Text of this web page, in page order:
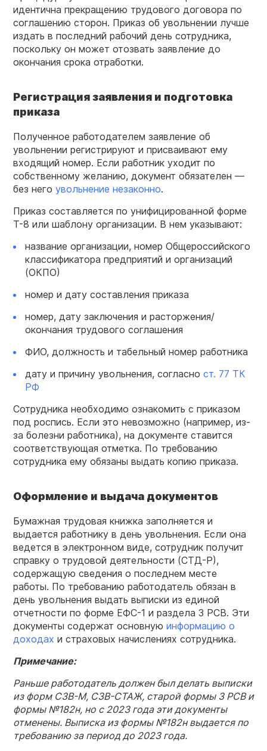
идентична прекращению трудового договора по
соглашению сторон. Приказ об увольнении лучше
издать в последний рабочий день сотрудника,
поскольку он может отозвать заявление до
окончания срока отработки.
Регистрация заявления и подготовка
приказа
Полученное работодателем заявление об
увольнении регистрируют и присваивают ему
входящий номер. Если работник уходит по
собственному желанию, документ обязателен —
без него увольнение незаконно.
Приказ составляется по унифицированной форме
Т-8 или шаблону организации. В нем указывают:
название организации, номер Общероссийского
классификатора предприятий и организаций
(ОКПО)
номер и дату составления приказа
номер, дату заключения и расторжения/
окончания трудового соглашения
ФИО, должность и табельный номер работника
дату и причину увольнения, согласно ст. 77 ТК
РФ
Сотрудника необходимо ознакомить с приказом
под роспись. Если это невозможно (например, из-
за болезни работника), на документе ставится
соответствующая отметка. По требованию
сотрудника ему обязаны выдать копию приказа.
Оформление и выдача документов
Бумажная трудовая книжка заполняется и
выдается работнику в день увольнения. Если она
ведется в электронном виде, сотрудник получит
справку о трудовой деятельности (СТД-Р),
содержащую сведения о последнем месте
работы. По требованию работодатель обязан в
день увольнения выдать выписки из единой
отчетности по форме ЕФС-1 и раздела 3 РСВ. Эти
документы содержат основную информацию о
доходах и страховых начислениях сотрудника.
Примечание:
Раньше работодатель должен был делать выписки
из форм СЗВ-М, СЗВ-СТАЖ, старой формы 3 РСВ и
формы №182н, но с 2023 года эти документы
отменены. Выписка из формы №182н выдается по
требованию за период до 2023 года.